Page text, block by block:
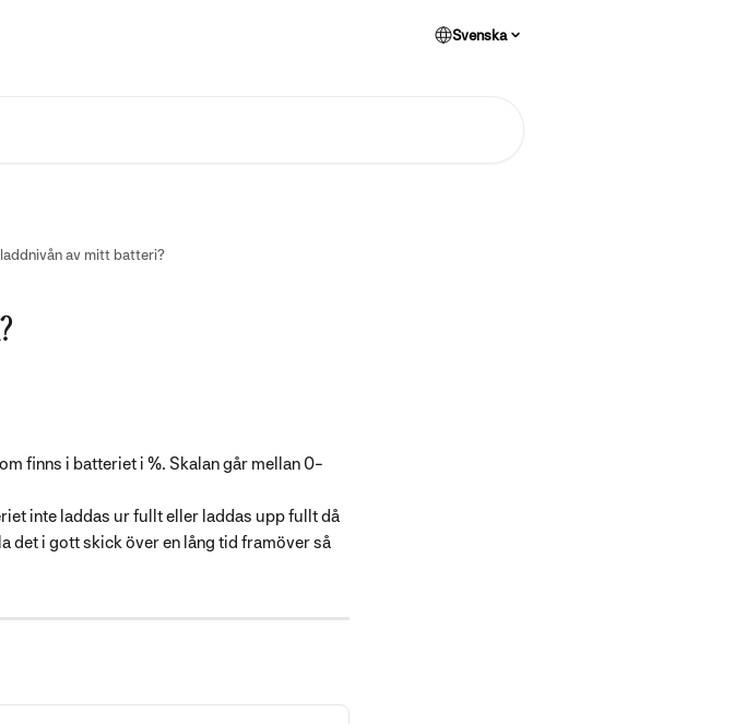
Svenska
av mitt batteri?
finns i batteriet i %. Skalan går mellan 0-
inte laddas ur fullt eller laddas upp fullt då
det i gott skick över en lång tid framöver så